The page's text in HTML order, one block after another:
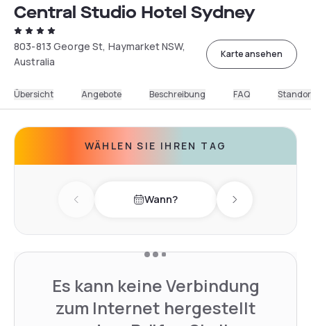
Central Studio Hotel Sydney
803-813 George St, Haymarket NSW,
Australia
Karte ansehen
Übersicht Angebote Beschreibung FAQ
WÄHLEN SIE IHREN TAG
Previous day Wann? Next day
Es kann keine Verbindung
zum Internet hergestellt